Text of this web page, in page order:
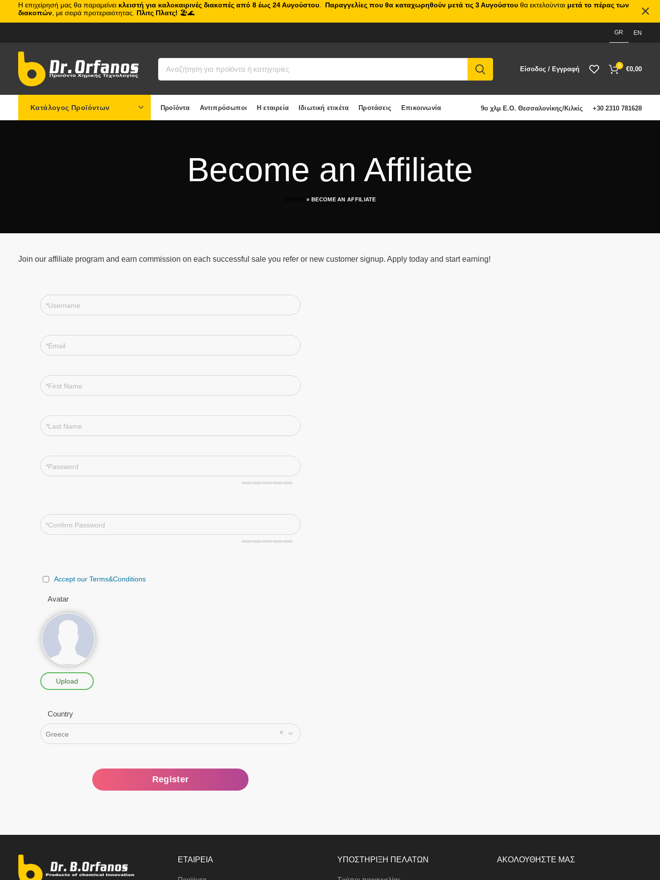
GR EN
Είσοδος / Εγγραφή 0 €0,00
Κατάλογος Προϊόντων Προϊόντα Αντιπρόσωποι Η εταιρεία Ιδιωτική ετικέτα Προτάσεις Επικοινωνία 9ο χλμ Ε.Ο. Θεσσαλονίκης/Κιλκίς +30 2310 781628
Become an Affiliate
» BECOME AN AFFILIATE
Join our affiliate program and earn commission on each successful sale you refer or new customer signup. Apply today and start earning!
Accept our Terms&Conditions
Avatar
Upload
Country
×
Greece
ΕΤΑΙΡΕΙΑ ΥΠΟΣΤΗΡΙΞΗ ΠΕΛΑΤΩΝ ΑΚΟΛΟΥΘΗΣΤΕ ΜΑΣ
Η επιχείρησή μας θα παραμείνει κλειστή για καλοκαιρινές διακοπές από 8 έως 24 Αυγούστου Παραγγελίες που θα καταχωρηθούν μετά τις 3 Αυγούστου θα εκτελούνται μετά το πέρας των
διακοπών , με σειρά προτεραιότητας. Πλιτς Πλατς! 🏖️🌊